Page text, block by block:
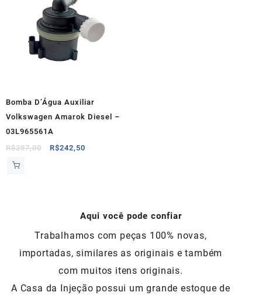
Bomba D’Água Auxiliar
Volkswagen Amarok Diesel –
03L965561A
R$287,00
O
R$242,50
Aqui você pode confiar
Trabalhamos com peças 100% novas,
importadas, similares as originais e também
com muitos itens originais.
A Casa da Injeção possui um grande estoque de